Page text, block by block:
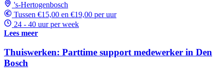
's-Hertogenbosch
Tussen €15,00 en €19,00 per uur
24 - 40 uur per week
Lees meer
Thuiswerken: Parttime support medewerker in Den
Bosch